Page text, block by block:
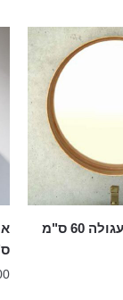
מראה פורניר עגולה 60 ס"מ